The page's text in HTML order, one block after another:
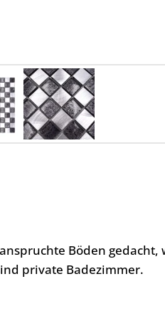
Böden
private Badezimmer.